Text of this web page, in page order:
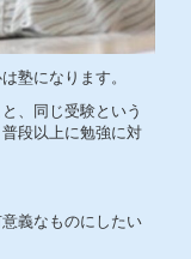
塾になります。
、同じ受験という
段以上に勉強に対
義なものにしたい